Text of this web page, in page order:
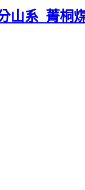
系_菁桐